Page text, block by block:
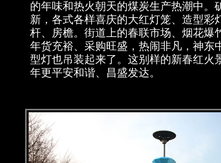
的年味和热火朝天的煤炭生产热潮中。
新，各式各样喜庆的大红灯笼、造型彩
杆、房檐。街道上的春联市场、烟花爆
年货充裕、采购旺盛，热闹非凡，神东
型灯也吊装起来了。这别样的新春红火
年更平安和谐、昌盛发达。